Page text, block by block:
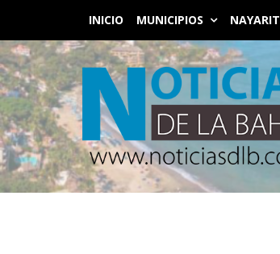
INICIO MUNICIPIOS NAYARIT